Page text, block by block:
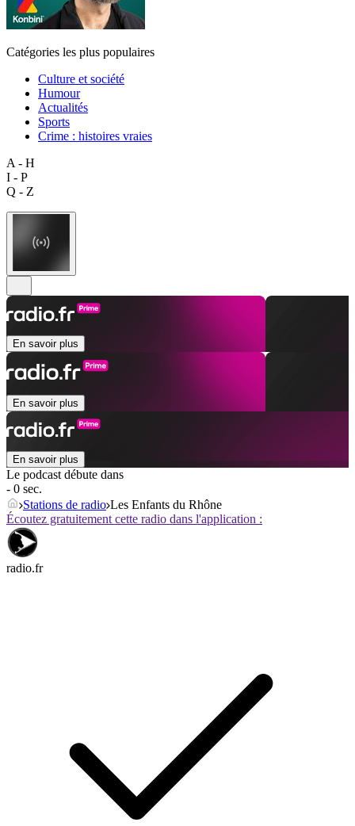
Catégories les plus populaires
Culture et société
Humour
Actualités
Sports
Crime : histoires vraies
A - H
I - P
Q - Z
En savoir plus
En savoir plus
En savoir plus
Le podcast débute dans
- 0 sec.
Stations de radio Les Enfants du Rhône
Écoutez gratuitement cette radio dans l'application :
radio.fr